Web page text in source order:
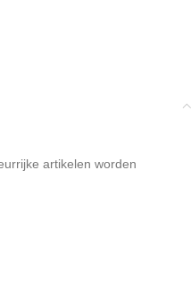
artikelen worden